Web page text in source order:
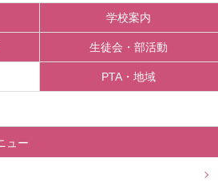
学校案内
生徒会・部活動
PTA・地域